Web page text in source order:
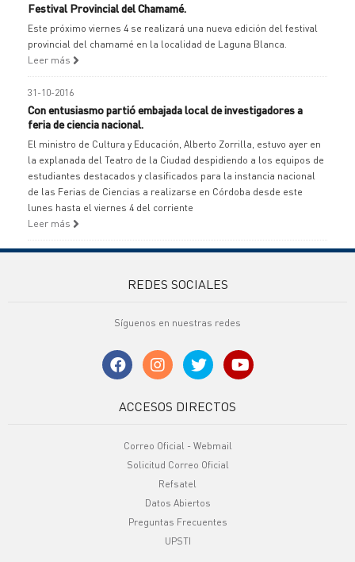
Festival Provincial del Chamamé.
Este próximo viernes 4 se realizará una nueva edición del festival
provincial del chamamé en la localidad de Laguna Blanca.
Leer más
31-10-2016
Con entusiasmo partió embajada local de investigadores a
feria de ciencia nacional.
El ministro de Cultura y Educación, Alberto Zorrilla, estuvo ayer en
la explanada del Teatro de la Ciudad despidiendo a los equipos de
estudiantes destacados y clasificados para la instancia nacional
de las Ferias de Ciencias a realizarse en Córdoba desde este
lunes hasta el viernes 4 del corriente
Leer más
REDES SOCIALES
Síguenos en nuestras redes
ACCESOS DIRECTOS
Correo Oficial - Webmail
Solicitud Correo Oficial
Refsatel
Datos Abiertos
Preguntas Frecuentes
UPSTI